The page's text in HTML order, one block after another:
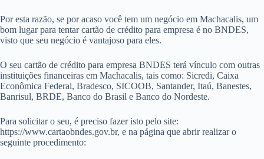
Por esta razão, se por acaso você tem um negócio em Machacalis, um
bom lugar para tentar cartão de crédito para empresa é no BNDES,
visto que seu negócio é vantajoso para eles.
O seu cartão de crédito para empresa BNDES terá vínculo com outras
instituições financeiras em Machacalis, tais como: Sicredi, Caixa
Econômica Federal, Bradesco, SICOOB, Santander, Itaú, Banestes,
Banrisul, BRDE, Banco do Brasil e Banco do Nordeste.
Para solicitar o seu, é preciso fazer isto pelo site:
https://www.cartaobndes.gov.br, e na página que abrir realizar o
seguinte procedimento: